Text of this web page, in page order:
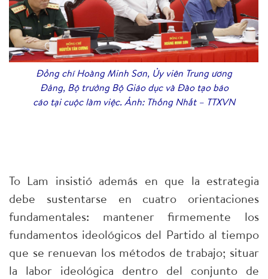
Đồng chí Hoàng Minh Sơn, Ủy viên Trung ương
Đảng, Bộ trưởng Bộ Giáo dục và Đào tạo báo
cáo tại cuộc làm việc. Ảnh: Thống Nhất – TTXVN
To Lam insistió además en que la estrategia
debe sustentarse en cuatro orientaciones
fundamentales: mantener firmemente los
fundamentos ideológicos del Partido al tiempo
que se renuevan los métodos de trabajo; situar
la labor ideológica dentro del conjunto de